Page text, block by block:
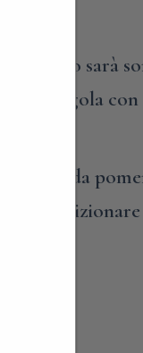
risultato sarà
uva fragola con
merenda
da